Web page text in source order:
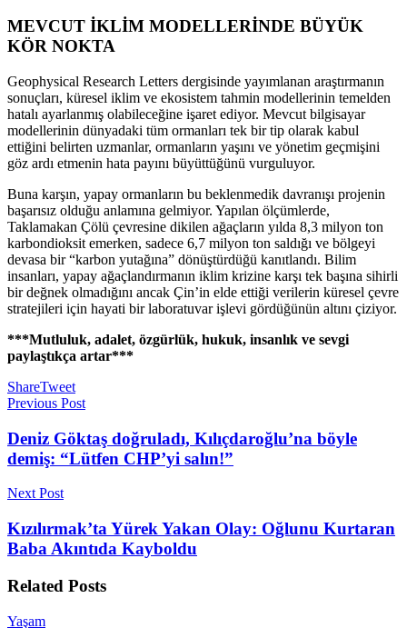
MEVCUT İKLİM MODELLERİNDE BÜYÜK
KÖR NOKTA
Geophysical Research Letters dergisinde yayımlanan araştırmanın
sonuçları, küresel iklim ve ekosistem tahmin modellerinin temelden
hatalı ayarlanmış olabileceğine işaret ediyor. Mevcut bilgisayar
modellerinin dünyadaki tüm ormanları tek bir tip olarak kabul
ettiğini belirten uzmanlar, ormanların yaşını ve yönetim geçmişini
göz ardı etmenin hata payını büyüttüğünü vurguluyor.
Buna karşın, yapay ormanların bu beklenmedik davranışı projenin
başarısız olduğu anlamına gelmiyor. Yapılan ölçümlerde,
Taklamakan Çölü çevresine dikilen ağaçların yılda 8,3 milyon ton
karbondioksit emerken, sadece 6,7 milyon ton saldığı ve bölgeyi
devasa bir “karbon yutağına” dönüştürdüğü kanıtlandı. Bilim
insanları, yapay ağaçlandırmanın iklim krizine karşı tek başına sihirli
bir değnek olmadığını ancak Çin’in elde ettiği verilerin küresel çevre
stratejileri için hayati bir laboratuvar işlevi gördüğünün altını çiziyor.
***Mutluluk, adalet, özgürlük, hukuk, insanlık ve sevgi
paylaştıkça artar***
ShareTweet
Previous Post
Deniz Göktaş doğruladı, Kılıçdaroğlu’na böyle
demiş: “Lütfen CHP’yi salın!”
Next Post
Kızılırmak’ta Yürek Yakan Olay: Oğlunu Kurtaran
Baba Akıntıda Kayboldu
Related Posts
Yaşam